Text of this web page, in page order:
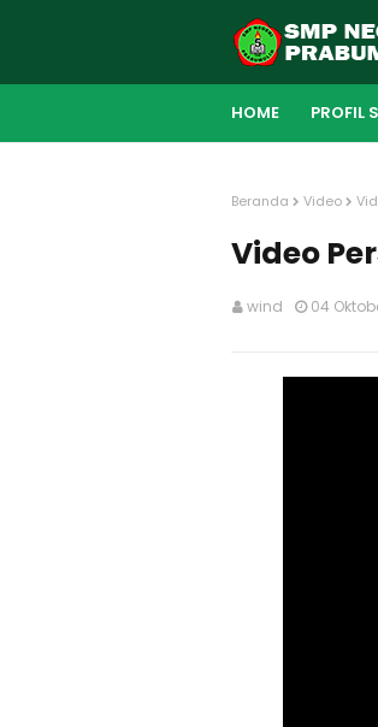
HOME PROFIL
Beranda Video
Video
wind 04